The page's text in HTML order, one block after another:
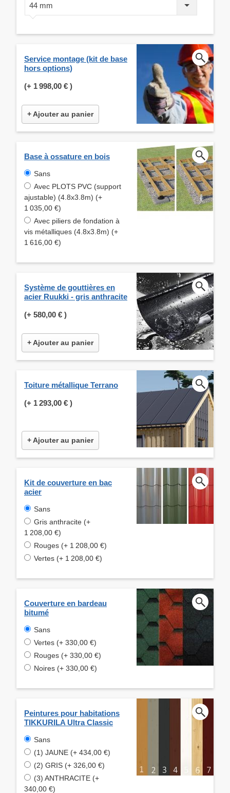
44 mm
Service montage (kit de base
hors options)
(+ 1 998,00 € )
+ Ajouter au panier
Base à ossature en bois
Sans
Avec PLOTS PVC (support
ajustable) (4.8x3.8m) (+
1 035,00 €)
Avec piliers de fondation à
vis métalliques (4.8x3.8m) (+
1 616,00 €)
Système de gouttières en
acier Ruukki - gris anthracite
(+ 580,00 € )
+ Ajouter au panier
Toiture métallique Terrano
(+ 1 293,00 € )
+ Ajouter au panier
Kit de couverture en bac
acier
Sans
Gris anthracite (+
1 208,00 €)
Rouges (+ 1 208,00 €)
Vertes (+ 1 208,00 €)
Couverture en bardeau
bitumé
Sans
Vertes (+ 330,00 €)
Rouges (+ 330,00 €)
Noires (+ 330,00 €)
Peintures pour habitations
TIKKURILA Ultra Classic
Sans
(1) JAUNE (+ 434,00 €)
(2) GRIS (+ 326,00 €)
(3) ANTHRACITE (+
340,00 €)